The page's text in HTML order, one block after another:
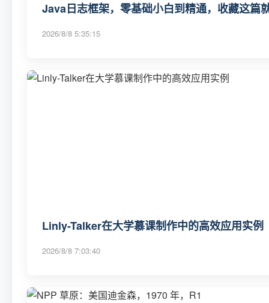
Java日志框架，零基础小白到精通，收藏这篇
2026/8/8 5:35:15
Linly-Talker在大学慕课制作中的高效应用实例
2026/8/8 7:03:40